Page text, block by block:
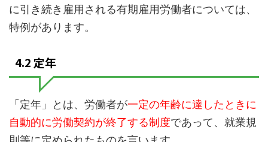
に引き続き雇用される有期雇用労働者については、
特例があります。
4.2 定年
「定年」とは、労働者が一定の年齢に達したときに
自動的に労働契約が終了する制度であって、就業規